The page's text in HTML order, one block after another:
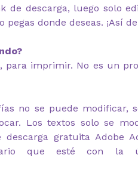
de descarga, luego solo
donde deseas. ¡Así
para imprimir. No es un
no se puede modificar,
Los textos solo se
gratuita Adobe
que esté con la